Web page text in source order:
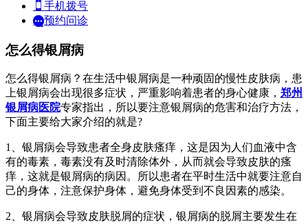
手机拨号
预约问诊
怎么得银屑病
怎么得银屑病？在生活中银屑病是一种顽固的慢性皮肤病，患
上银屑病会出现很多症状，严重影响着患者的身心健康， 郑州
银屑病医院专家指出，所以要注意银屑病的危害和治疗方法，
下面主要给大家介绍的就是?
1、银屑病会导致患者全身皮肤瘙痒，这是因为人们血液中含
有的毒素，毒素没有及时清除体外，从而就会导致皮肤的瘙
痒，这就是银屑病的病因。所以患者在平时生活中就要注意自
己的身体，注意保护身体，避免身体受到不良因素的感染。
2、银屑病会导致皮肤脱屑的症状，银屑病的脱屑主要发生在